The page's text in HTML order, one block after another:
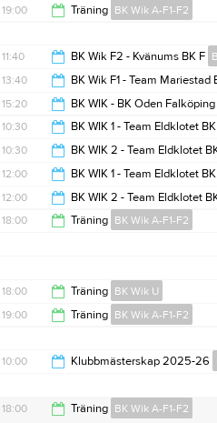
19:00 Träning BK Wik A-F1-F2
21:10
11:40 BK Wik F2 - Kvänums BK F
13:20
13:40 BK Wik F1 - Team Mariestad
15:00
15:20 BK WIK - BK Oden Falköping
17:00
10:30 BK WIK 1 - Team Eldklotet BK
12:00
10:30 BK WIK 2 - Team Eldklotet
12:00
12:00 BK WIK 1 - Team Eldklotet
13:30
12:00 BK WIK 2 - Team Eldklotet
18:00 Träning BK Wik A-F1-F2
18:00 Träning BK Wik U
19:00 Träning BK Wik A-F1-F2
21:10
10:00 Klubbmästerskap 2025-26
15:00
18:00 Träning BK Wik A-F1-F2